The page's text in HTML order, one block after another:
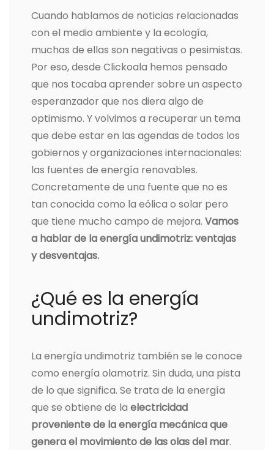
Cuando hablamos de noticias relacionadas
con el medio ambiente y la ecología,
muchas de ellas son negativas o pesimistas.
Por eso, desde Clickoala hemos pensado
que nos tocaba aprender sobre un aspecto
esperanzador que nos diera algo de
optimismo. Y volvimos a recuperar un tema
que debe estar en las agendas de todos los
gobiernos y organizaciones internacionales:
las fuentes de energía renovables.
Concretamente de una fuente que no es
tan conocida como la eólica o solar pero
que tiene mucho campo de mejora. Vamos
a hablar de la energía undimotriz: ventajas
y desventajas.
¿Qué es la energía
undimotriz?
La energía undimotriz también se le conoce
como energía olamotriz. Sin duda, una pista
de lo que significa. Se trata de la energía
que se obtiene de la electricidad
proveniente de la energía mecánica que
genera el movimiento de las olas del mar.